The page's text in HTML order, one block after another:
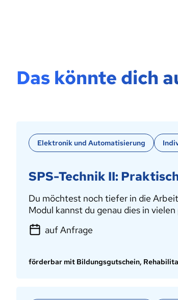
Das könnte dich
Elektronik und Automatisierung
SPS-Technik II:
Du möchtest noch tiefer in die
Modul kannst du genau dies in
auf Anfrage
förderbar mit Bildungsgutschein,